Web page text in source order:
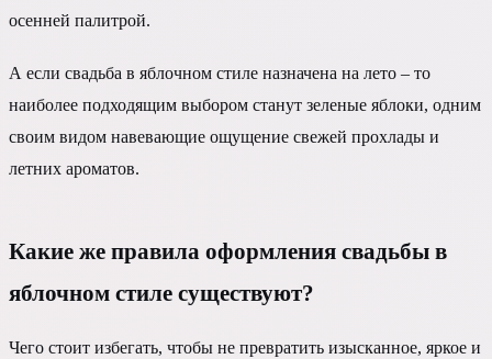
осенней палитрой.
А если свадьба в яблочном стиле назначена на лето – то
наиболее подходящим выбором станут зеленые яблоки, одним
своим видом навевающие ощущение свежей прохлады и
летних ароматов.
Какие же правила оформления свадьбы в
яблочном стиле существуют?
Чего стоит избегать, чтобы не превратить изысканное, яркое и